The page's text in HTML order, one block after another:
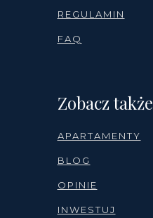
REGULAMIN
FAQ
Zobacz także
APARTAMENTY
BLOG
OPINIE
INWESTUJ